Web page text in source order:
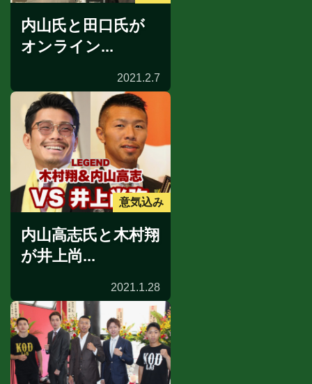
内山氏と田口氏が
オンライン...
2021.2.7
意気込み
内山高志氏と木村翔
が井上尚...
2021.1.28